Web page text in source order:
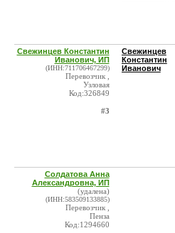
Свежинцев Константин
Иванович, ИП
(ИНН:711706467299)
Перевозчик ,
Узловая
Код:326849
#3
Свежинцев
Константин
Иванович
Солдатова Анна
Александровна, ИП
(удалена)
(ИНН:583509133885)
Перевозчик ,
Пенза
Код:1294660